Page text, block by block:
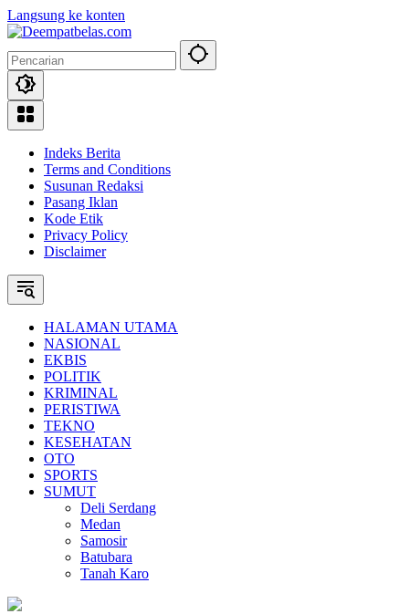
Langsung ke konten
Indeks Berita
Terms and Conditions
Susunan Redaksi
Pasang Iklan
Kode Etik
Privacy Policy
Disclaimer
HALAMAN UTAMA
NASIONAL
EKBIS
POLITIK
KRIMINAL
PERISTIWA
TEKNO
KESEHATAN
OTO
SPORTS
SUMUT
Deli Serdang
Medan
Samosir
Batubara
Tanah Karo